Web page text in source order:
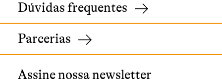
Dúvidas frequentes
Parcerias
Assine nossa newsletter